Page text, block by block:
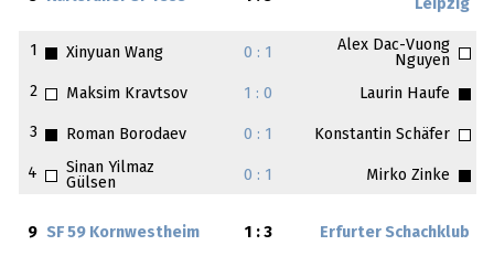
Leipzig
1 Xinyuan Wang 0 : 1
Alex Dac-Vuong
Nguyen
2
Maksim Kravtsov 1 : 0 Laurin Haufe
3 Roman Borodaev 0 : 1 Konstantin Schäfer
4
Sinan Yilmaz
Gülsen
0 : 1 Mirko Zinke
9 SF 59 Kornwestheim 1 : 3 Erfurter Schachklub